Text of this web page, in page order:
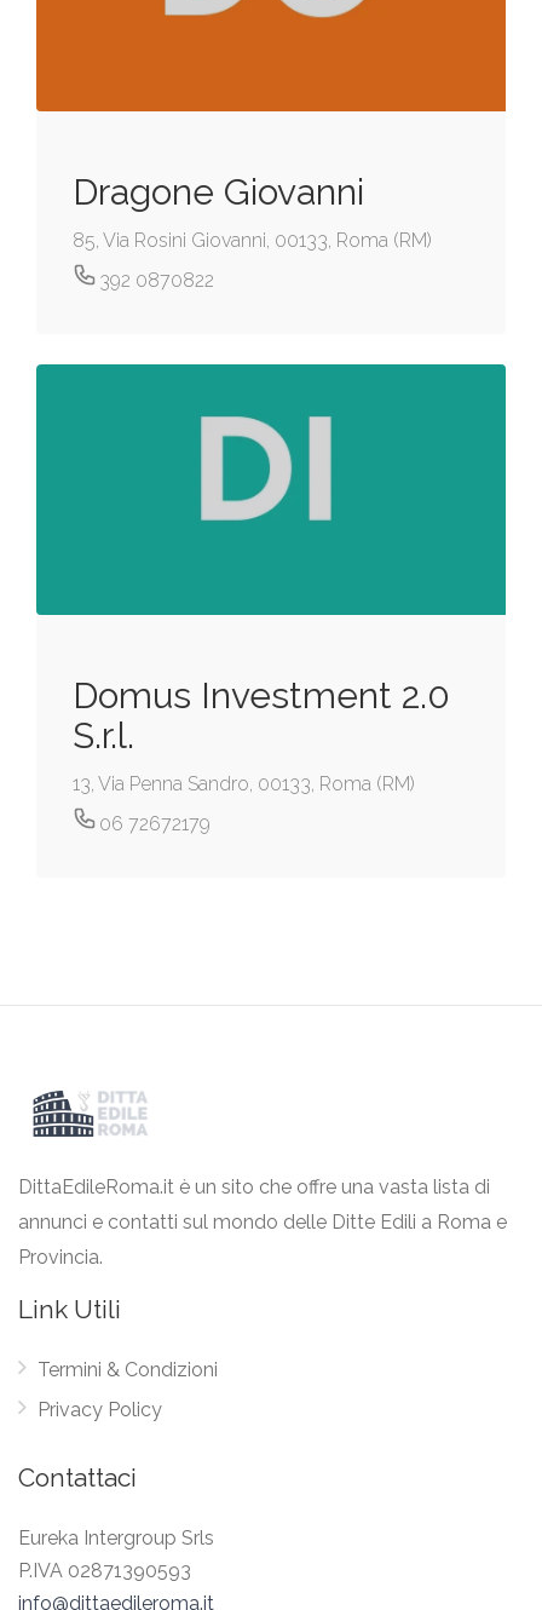
Dragone Giovanni
85, Via Rosini Giovanni, 00133, Roma (RM)
392 0870822
Domus Investment 2.0
S.r.l.
13, Via Penna Sandro, 00133, Roma (RM)
06 72672179
DittaEdileRoma.it è un sito che offre una vasta lista di
annunci e contatti sul mondo delle Ditte Edili a Roma e
Provincia.
Link Utili
Termini & Condizioni
Privacy Policy
Contattaci
Eureka Intergroup Srls
P.IVA 02871390593
info@dittaedileroma.it